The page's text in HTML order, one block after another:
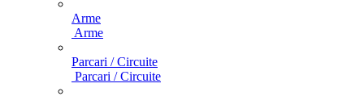
Arme
Arme
Parcari / Circuite
Parcari / Circuite